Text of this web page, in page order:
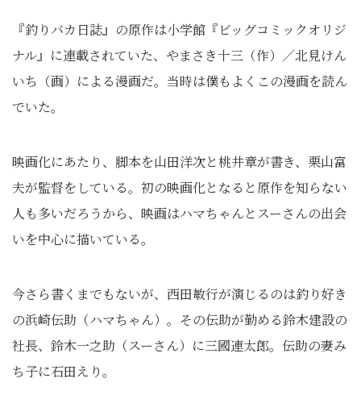
『釣りバカ日誌』の原作は小学館『ビッグコミックオリジ
ナル』に連載されていた、やまさき十三（作）／北見けん
いち（画）による漫画だ。当時は僕もよくこの漫画を読ん
でいた。
映画化にあたり、脚本を山田洋次と桃井章が書き、栗山富
夫が監督をしている。初の映画化となると原作を知らない
人も多いだろうから、映画はハマちゃんとスーさんの出会
いを中心に描いている。
今さら書くまでもないが、西田敏行が演じるのは釣り好き
の浜崎伝助（ハマちゃん）。その伝助が勤める鈴木建設の
社長、鈴木一之助（スーさん）に三國連太郎。伝助の妻み
ち子に石田えり。